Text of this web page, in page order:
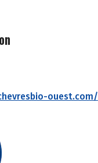
ouest.com/